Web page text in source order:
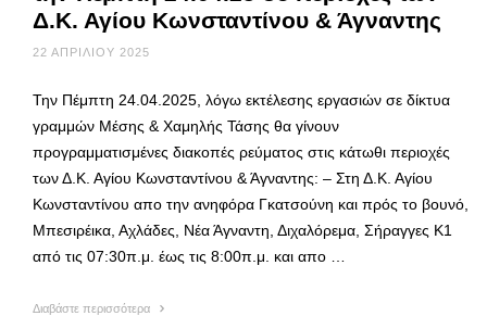
Δ.Κ. Αγίου Κωνσταντίνου & Άγναντης
22 ΑΠΡΙΛΊΟΥ 2025
Την Πέμπτη 24.04.2025, λόγω εκτέλεσης εργασιών σε δίκτυα
γραμμών Μέσης & Χαμηλής Τάσης θα γίνουν
προγραμματισμένες διακοπές ρεύματος στις κάτωθι περιοχές
των Δ.Κ. Αγίου Κωνσταντίνου & Άγναντης: – Στη Δ.Κ. Αγίου
Κωνσταντίνου απο την ανηφόρα Γκατσούνη και πρός το βουνό,
Μπεσιρέικα, Αχλάδες, Νέα Άγναντη, Διχαλόρεμα, Σήραγγες Κ1
από τις 07:30π.μ. έως τις 8:00π.μ. και απο …
Διαβάστε περισσότερα